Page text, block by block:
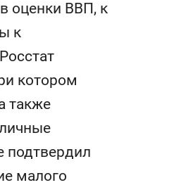
оценки ВВП, к
к
котором
также
подтвердил
малого
Опыт выживания в дикой
с ментальным и физическим
состоянием как основа
антихрупких команд